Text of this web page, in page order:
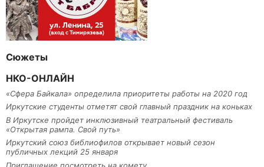
Сюжеты
НКО-ОНЛАЙН
«Сфера Байкала» определила приоритеты работы на 2020 год
Иркутские студенты отметят свой главный праздник на коньках
В Иркутске пройдет инклюзивный театральный фестиваль
«Открытая рампа. Свой путь»
Иркутский союз библиофилов открывает новый сезон
публичных лекций 25 января
Приглашение посмотреть на комету